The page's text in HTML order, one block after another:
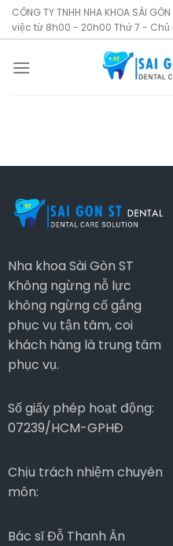
Skip
to
CÔNG TY TNHH NHA KHOA SÀI GÒN
việc từ 8h00 - 20h00 Thứ 7 -
Nha khoa Sài Gòn ST
Không ngừng nỗ lực
không ngừng cố gắng
phục vụ tận tâm, coi
khách hàng là trung tâm
phục vụ.
Số giấy phép hoạt động:
07239/HCM-GPHĐ
Chịu trách nhiệm chuyên
môn:
Bác sĩ Đỗ Thanh Ân